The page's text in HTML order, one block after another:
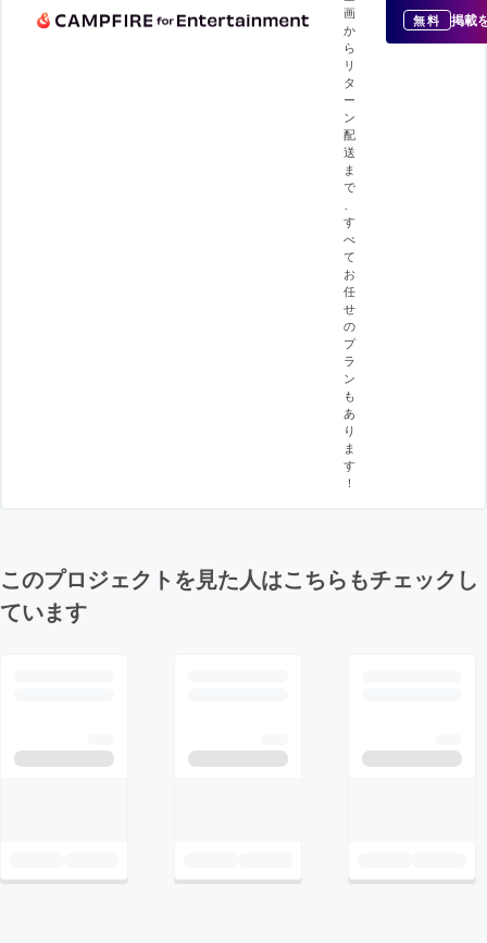
画
か
ら
リ
タ
ー
ン
配
送
ま
で
、
す
べ
て
お
任
せ
の
プ
ラ
ン
も
あ
り
ま
す
！
無料 掲載
このプロジェクトを見た人はこちらもチェックし
ています